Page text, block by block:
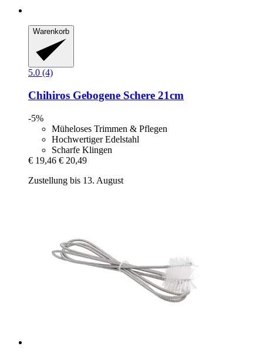
Warenkorb
5.0 (4)
Chihiros Gebogene Schere 21cm
-5%
Müheloses Trimmen & Pflegen
Hochwertiger Edelstahl
Scharfe Klingen
€ 19,46 € 20,49
Zustellung bis 13. August